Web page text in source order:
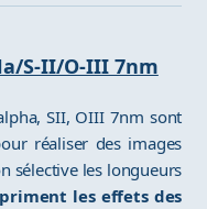
S-II/O-III 7nm
SII, OIII 7nm sont
réaliser des images
sélective les longueurs
les effets des